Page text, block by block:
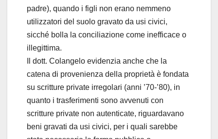
padre), quando i figli non erano nemmeno
utilizzatori del suolo gravato da usi civici,
sicché bolla la conciliazione come inefficace o
illegittima.
Il dott. Colangelo evidenzia anche che la
catena di provenienza della proprietà è fondata
su scritture private irregolari (anni ’70-’80), in
quanto i trasferimenti sono avvenuti con
scritture private non autenticate, riguardavano
beni gravati da usi civici, per i quali sarebbe